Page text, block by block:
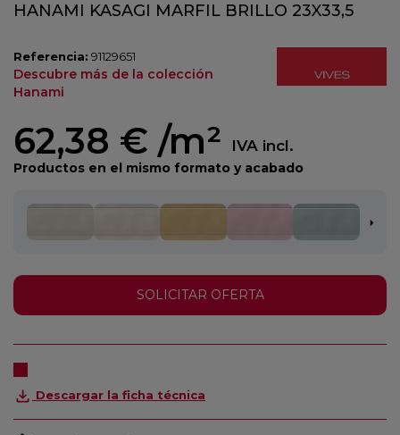
HANAMI KASAGI MARFIL BRILLO 23X33,5
Referencia: 91129651
Descubre más de la colección
Hanami
62,38 € /m² IVA incl.
Productos en el mismo formato y acabado
SOLICITAR OFERTA
Descargar la ficha técnica